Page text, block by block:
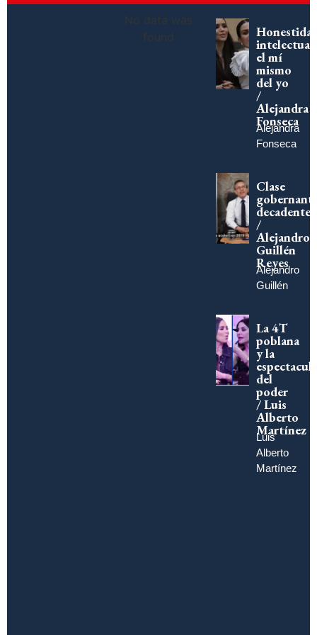
No data was
found
intelectual:
el mí
mismo
del yo
/
Alejandra
Fonseca
Alejandra
Fonseca
Clase
decadente
/
Alejandro
Guillén
Reyes
Alejandro
Guillén
La 4T
poblana
y la
del
poder
/ Luis
Alberto
Martínez
Luis
Alberto
Martínez